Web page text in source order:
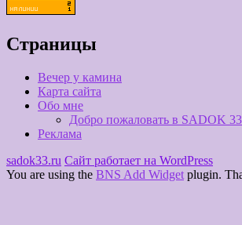
Страницы
Вечер у камина
Карта сайта
Обо мне
Добро пожаловать в SADOK 33
Реклама
sadok33.ru Сайт работает на WordPress
You are using the BNS Add Widget plugin.